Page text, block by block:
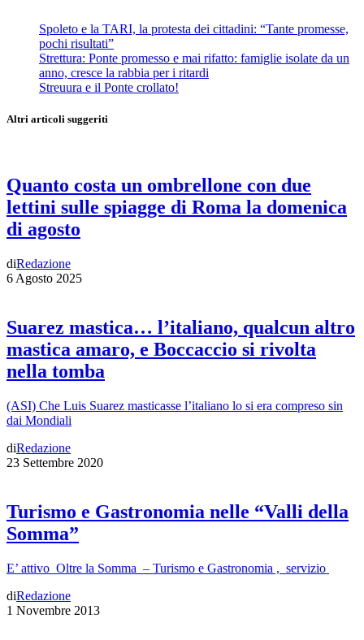
Spoleto e la TARI, la protesta dei cittadini: “Tante promesse,
pochi risultati”
Strettura: Ponte promesso e mai rifatto: famiglie isolate da un
anno, cresce la rabbia per i ritardi
Streuura e il Ponte crollato!
Altri articoli suggeriti
Quanto costa un ombrellone con due
lettini sulle spiagge di Roma la domenica
di agosto
diRedazione
6 Agosto 2025
Suarez mastica… l’italiano, qualcun altro
mastica amaro, e Boccaccio si rivolta
nella tomba
(ASI) Che Luis Suarez masticasse l’italiano lo si era compreso sin
dai Mondiali
diRedazione
23 Settembre 2020
Turismo e Gastronomia nelle “Valli della
Somma”
E’ attivo Oltre la Somma – Turismo e Gastronomia , servizio
diRedazione
1 Novembre 2013